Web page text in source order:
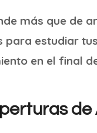
más que de
para estudiar
en el final
de